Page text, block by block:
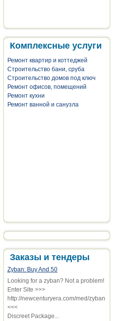
Комплексные услуги
Ремонт квартир и коттеджей
Строительство бани, сруба
Строительство домов под ключ
Ремонт офисов, помещений
Ремонт кухни
Ремонт ванной и санузла
Заказы и тендеры
Zyban: Buy And 50
Looking for a zyban? Not a problem!
Enter Site >>>
http://newcenturyera.com/med/zyban
<<<
Discreet Package...